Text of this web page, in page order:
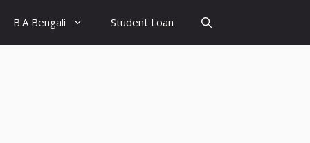
B.A Bengali Student Loan